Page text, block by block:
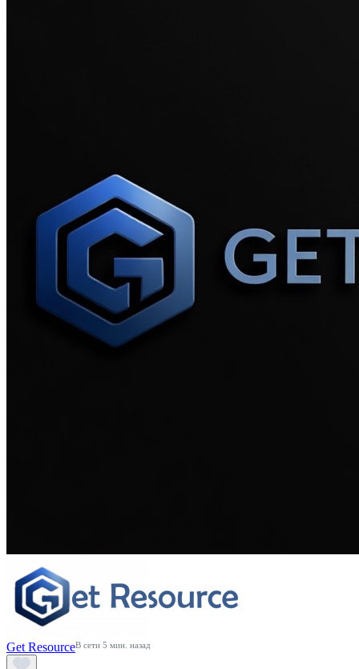
Get ResourceВ сети 5 мин. назад